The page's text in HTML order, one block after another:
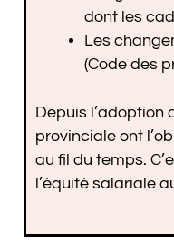
dont les
Les
(Code des
Depuis l’adoption
provinciale ont
au fil du temps.
l’équité salariale